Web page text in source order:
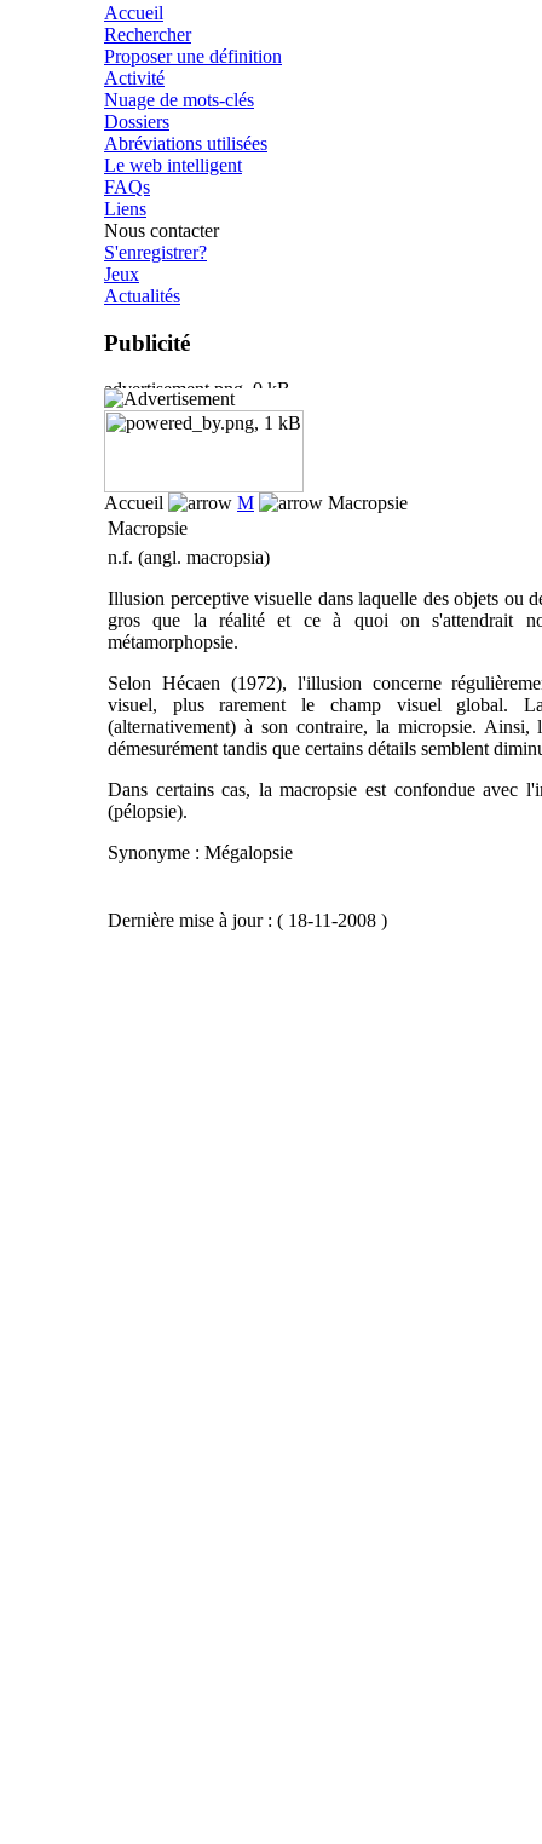
Accueil
Rechercher
Proposer une définition
Activité
Nuage de mots-clés
Dossiers
Abréviations utilisées
Le web intelligent
FAQs
Liens
Nous contacter
S'enregistrer?
Jeux
Actualités
Publicité
Accueil M
Macropsie
Macropsie
n.f. (angl. macropsia)
Illusion perceptive visuelle dans laquelle des objets ou
gros que la réalité et ce à quoi on s'attendrait
métamorphopsie.
Selon Hécaen (1972), l'illusion concerne
visuel, plus rarement le champ visuel global.
(alternativement) à son contraire, la micropsie.
démesurément tandis que certains détails semblent
Dans certains cas, la macropsie est confondue avec
(pélopsie).
Synonyme : Mégalopsie
Dernière mise à jour : ( 18-11-2008 )